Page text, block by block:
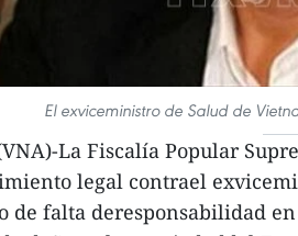
El exviceministro de Salud de
La Fiscalía Popular
legal contrael
de falta deresponsabilidad